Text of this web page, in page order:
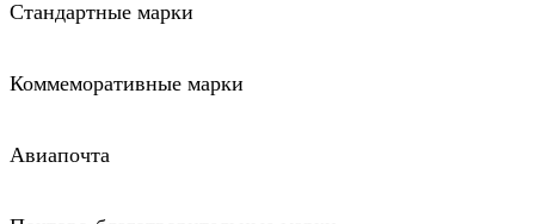
Стандартные марки
Коммеморативные марки
Авиапочта